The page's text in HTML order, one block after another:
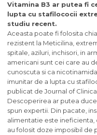
Vitamina B3 ar putea fi
lupta cu stafilococii
studiu recent.
Aceasta poate fi folosita
rezistent la Meticilina,
spitale, aziluri, inchisori, in
americani sunt cei care au
cunoscuta si ca
imunitar de a lupta cu
publicat de Journal of
Descoperirea ar putea
spun expertii. Din pacate,
alimentatie este ineficienta,
au folosit doze imposibil de